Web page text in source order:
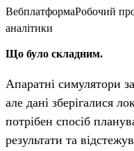
ВебплатформаРобочий
аналітики
Що було складним.
Апаратні симулятори
але дані зберігалися
потрібен спосіб
результати та